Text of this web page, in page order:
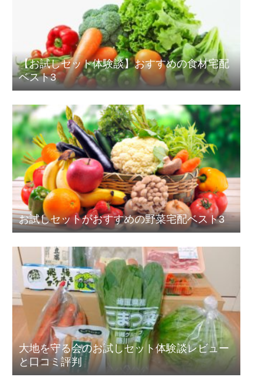
【お試しセット体験談】おすすめの食材宅配
ベスト3
お試しセットがおすすめの野菜宅配ベスト3
大地を守る会のお試しセット体験談レビュー
と口コミ評判